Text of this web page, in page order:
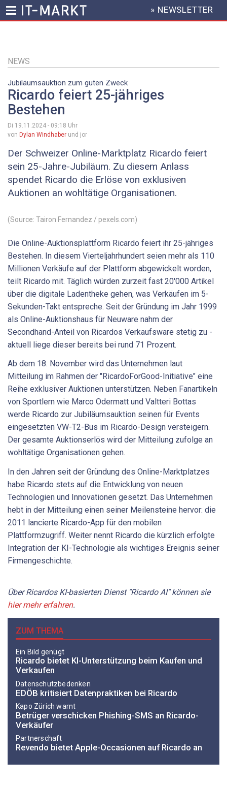
Inhalt
HEADER
MENU
» NEWSLETTER
NEWS
Jubiläumsauktion zum guten Zweck
Ricardo feiert 25-jähriges
Bestehen
Di 19.11.2024 - 09:18 Uhr
von Dylan Windhaber und jor
Der Schweizer Online-Marktplatz Ricardo feiert
sein 25-Jahre-Jubiläum. Zu diesem Anlass
spendet Ricardo die Erlöse von exklusiven
Auktionen an wohltätige Organisationen.
(Source: Tairon Fernandez / pexels.com)
Die Online-Auktionsplattform Ricardo feiert ihr 25-jähriges
Bestehen. In diesem Vierteljahrhundert seien mehr als 110
Millionen Verkäufe auf der Plattform abgewickelt worden,
teilt Ricardo mit. Täglich würden zurzeit fast 20'000 Artikel
über die digitale Ladentheke gehen, was Verkäufen im 5-
Sekunden-Takt entspreche. Seit der Gründung im Jahr 1999
als Online-Auktionshaus für Neuware nahm der
Secondhand-Anteil von Ricardos Verkaufsware stetig zu -
aktuell liege dieser bereits bei rund 71 Prozent.
Ab dem 18. November wird das Unternehmen laut
Mitteilung im Rahmen der "RicardoForGood-Initiative" eine
Reihe exklusiver Auktionen unterstützen. Neben Fanartikeln
von Sportlern wie Marco Odermatt und Valtteri Bottas
werde Ricardo zur Jubiläumsauktion seinen für Events
eingesetzten VW-T2-Bus im Ricardo-Design versteigern.
Der gesamte Auktionserlös wird der Mitteilung zufolge an
wohltätige Organisationen gehen.
In den Jahren seit der Gründung des Online-Marktplatzes
habe Ricardo stets auf die Entwicklung von neuen
Technologien und Innovationen gesetzt. Das Unternehmen
hebt in der Mitteilung einen seiner Meilensteine hervor: die
2011 lancierte Ricardo-App für den mobilen
Plattformzugriff. Weiter nennt Ricardo die kürzlich erfolgte
Integration der KI-Technologie als wichtiges Ereignis seiner
Firmengeschichte.
Über Ricardos KI-basierten Dienst "Ricardo AI" können sie
hier mehr erfahren.
ZUM THEMA
Ein Bild genügt
Ricardo bietet KI-Unterstützung beim Kaufen und
Verkaufen
Datenschutzbedenken
EDÖB kritisiert Datenpraktiken bei Ricardo
Kapo Zürich warnt
Betrüger verschicken Phishing-SMS an Ricardo-
Verkäufer
Partnerschaft
Revendo bietet Apple-Occasionen auf Ricardo an